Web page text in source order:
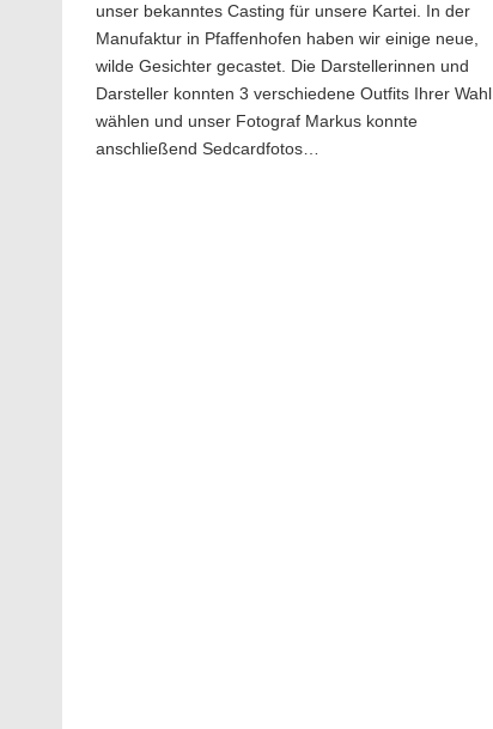
unser bekanntes Casting für unsere Kartei. In der
Manufaktur in Pfaffenhofen haben wir einige neue,
wilde Gesichter gecastet. Die Darstellerinnen und
Darsteller konnten 3 verschiedene Outfits Ihrer Wahl
wählen und unser Fotograf Markus konnte
anschließend Sedcardfotos…